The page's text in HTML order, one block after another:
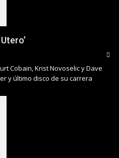
Cobain, Krist Novoselic y Dave
y último disco de su carrera